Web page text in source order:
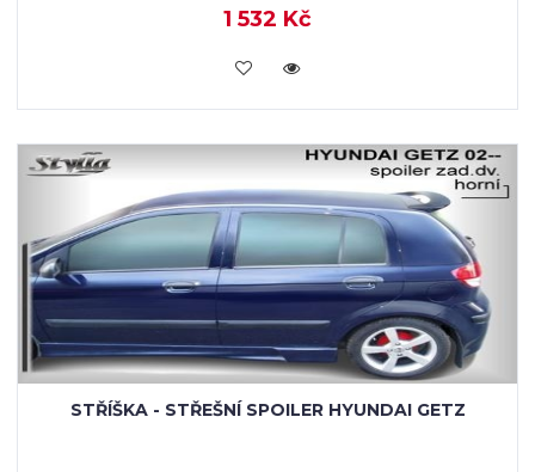
1 532 Kč
KOUPIT
STŘÍŠKA - STŘEŠNÍ SPOILER HYUNDAI GETZ